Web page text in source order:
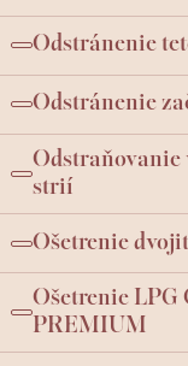
Odstránenie
Odstránenie
Odstraňovanie
strií
Ošetrenie
Ošetrenie
PREMIUM